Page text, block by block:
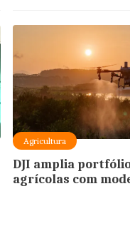
Agricultura
DJI amplia
agrícolas com